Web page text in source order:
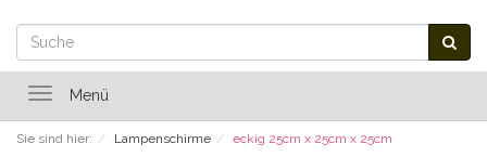
ToggleMenü
Sie sind hier: Lampenschirme eckig 25cm x 25cm x 25cm